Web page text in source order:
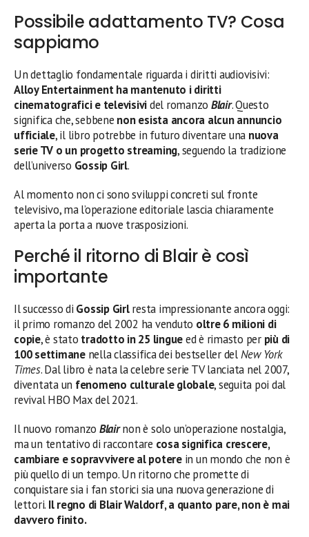
Possibile adattamento TV? Cosa
sappiamo
Un dettaglio fondamentale riguarda i diritti audiovisivi:
Alloy Entertainment ha mantenuto i diritti
cinematografici e televisividel romanzo Blair. Questo
significa che, sebbene non esista ancora alcun annuncio
ufficiale, il libro potrebbe in futuro diventare una nuova
serie TV o un progetto streaming, seguendo la tradizione
dell’universo Gossip Girl.
Al momento non ci sono sviluppi concreti sul fronte
televisivo, ma l’operazione editoriale lascia chiaramente
aperta la porta a nuove trasposizioni.
Perché il ritorno di Blair è così
importante
Il successo di Gossip Girlresta impressionante ancora oggi:
il primo romanzo del 2002 ha venduto oltre 6 milioni di
copie, è stato tradotto in 25 lingueed è rimasto per più di
100 settimanenella classifica dei bestseller delNew York
Times. Dal libro è nata la celebre serie TV lanciata nel 2007,
diventata un fenomeno culturale globale, seguita poi dal
revival HBO Max del 2021.
Il nuovo romanzo Blairnon è solo un’operazione nostalgia,
ma un tentativo di raccontare cosa significa crescere,
cambiare e sopravvivere al poterein un mondo che non è
più quello di un tempo. Un ritorno che promette di
conquistare sia i fan storici sia una nuova generazione di
lettori. Il regno di Blair Waldorf, a quanto pare, non è mai
davvero finito.